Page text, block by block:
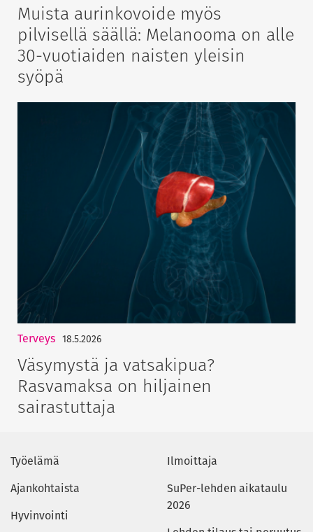
Muista aurinkovoide myös
pilvisellä säällä: Melanooma on alle
30-vuotiaiden naisten yleisin
syöpä
Terveys 18.5.2026
Väsymystä ja vatsakipua?
Rasvamaksa on hiljainen
sairastuttaja
Työelämä
Ajankohtaista
Hyvinvointi
Ilmoittaja
SuPer-lehden aikataulu
2026